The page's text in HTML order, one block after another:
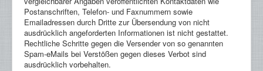
Postanschriften, Telefon- und Faxnummern sowie
Emailadressen durch Dritte zur Übersendung von nicht
ausdrücklich angeforderten Informationen ist nicht gestattet.
Rechtliche Schritte gegen die Versender von so genannten
Spam-eMails bei Verstößen gegen dieses Verbot sind
ausdrücklich vorbehalten.